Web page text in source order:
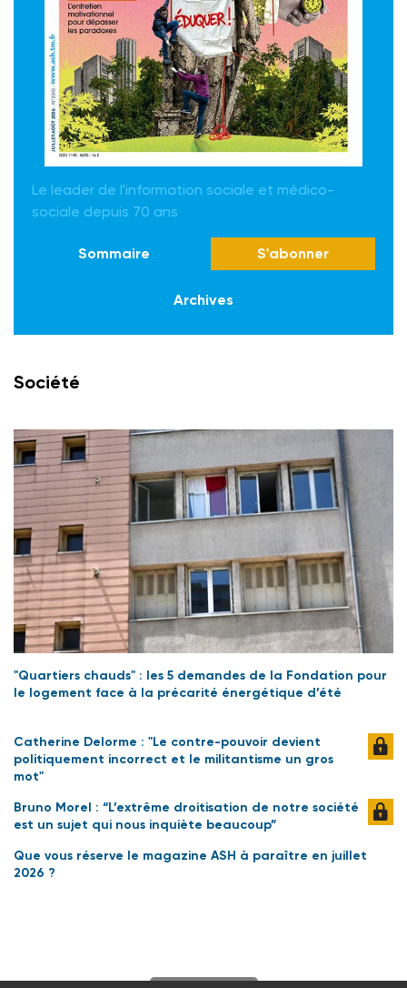
Le leader de l'information sociale et médico-
sociale depuis 70 ans
Sommaire S'abonner
Archives
Société
"Quartiers chauds" : les 5 demandes de la Fondation pour
le logement face à la précarité énergétique d’été
Catherine Delorme : "Le contre-pouvoir devient
politiquement incorrect et le militantisme un gros
mot"
Bruno Morel : “L’extrême droitisation de notre société
est un sujet qui nous inquiète beaucoup”
Que vous réserve le magazine ASH à paraître en juillet
2026 ?